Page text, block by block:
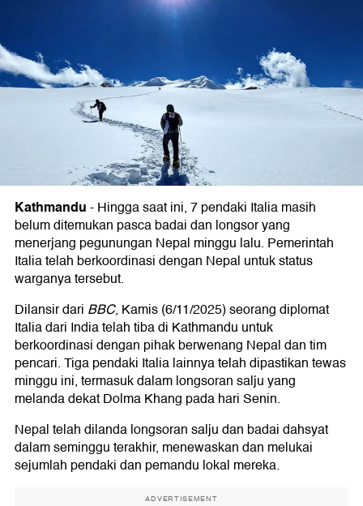
Kathmandu-Hingga saat ini, 7 pendaki Italia masih
belum ditemukan pasca badai dan longsor yang
menerjang pegunungan Nepal minggu lalu. Pemerintah
Italia telah berkoordinasi dengan Nepal untuk status
warganya tersebut.
Dilansir dari BBC, Kamis (6/11/2025) seorang diplomat
Italia dari India telah tiba di Kathmandu untuk
berkoordinasi dengan pihak berwenang Nepal dan tim
pencari. Tiga pendaki Italia lainnya telah dipastikan tewas
minggu ini, termasuk dalam longsoran salju yang
melanda dekat Dolma Khang pada hari Senin.
Nepal telah dilanda longsoran salju dan badai dahsyat
dalam seminggu terakhir, menewaskan dan melukai
sejumlah pendaki dan pemandu lokal mereka.
ADVERTISEMENT